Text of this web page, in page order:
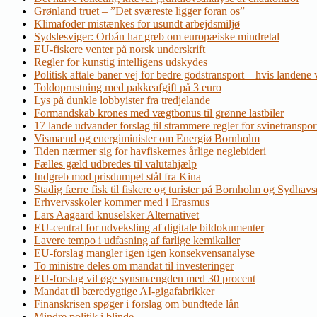
Grønland truet – ”Det sværeste ligger foran os”
Klimafoder mistænkes for usundt arbejdsmiljø
Sydslesviger: Orbán har greb om europæiske mindretal
EU-fiskere venter på norsk underskrift
Regler for kunstig intelligens udskydes
Politisk aftale baner vej for bedre godstransport – hvis landene
Toldoprustning med pakkeafgift på 3 euro
Lys på dunkle lobbyister fra tredjelande
Formandskab krones med vægtbonus til grønne lastbiler
17 lande udvander forslag til strammere regler for
Vismænd og energiminister om Energiø Bornholm
Tiden nærmer sig for havfiskernes årlige neglebideri
Fælles gæld udbredes til valutahjælp
Indgreb mod prisdumpet stål fra Kina
Stadig færre fisk til fiskere og turister på Bornholm og
Erhvervsskoler kommer med i Erasmus
Lars Aagaard knuselsker Alternativet
EU-central for udveksling af digitale bildokumenter
Lavere tempo i udfasning af farlige kemikalier
EU-forslag mangler igen igen konsekvensanalyse
To ministre deles om mandat til investeringer
EU-forslag vil øge synsmængden med 30 procent
Mandat til bæredygtige AI-gigafabrikker
Finanskrisen spøger i forslag om bundtede lån